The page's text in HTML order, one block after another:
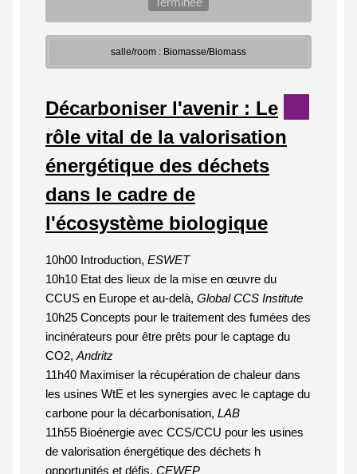
salle/room : Biomasse/Biomass
Décarboniser l'avenir : Le
rôle vital de la valorisation
énergétique des déchets
dans le cadre de
l'écosystème biologique
10h00 Introduction, ESWET
10h10 Etat des lieux de la mise en œuvre du
CCUS en Europe et au-delà, Global CCS Institute
10h25 Concepts pour le traitement des fumées des
incinérateurs pour être prêts pour le captage du
CO2,Andritz
11h40 Maximiser la récupération de chaleur dans
les usines WtE et les synergies avec le captage du
carbone pour la décarbonisation, LAB
11h55 Bioénergie avec CCS/CCU pour les usines
de valorisation énergétique des déchets h
opportunités et défis, CEWEP